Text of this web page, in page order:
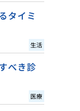
タイミ
生活
べき診
医療